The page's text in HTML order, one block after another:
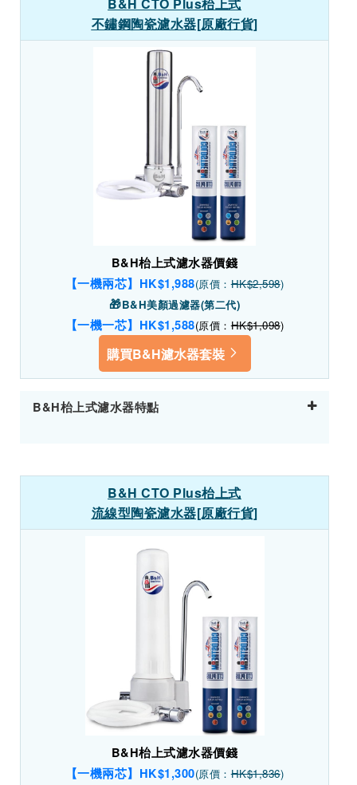
B&H CTO Plus枱上式
不鏽鋼陶瓷濾水器[原廠行貨]
B&H枱上式濾水器價錢
【一機兩芯】HK$1,988(原價：HK$2,598)
🎁B&H美顏過濾器(第二代)
【一機一芯】HK$1,588(原價：HK$1,098)
購買B&H濾水器套裝
B&H枱上式濾水器特點
B&H CTO Plus枱上式
流線型陶瓷濾水器[原廠行貨]
B&H枱上式濾水器價錢
【一機兩芯】HK$1,300(原價：HK$1,836)